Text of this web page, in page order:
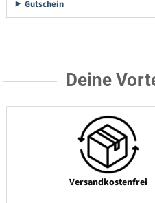
Gutschein
Deine
Versandkostenfrei